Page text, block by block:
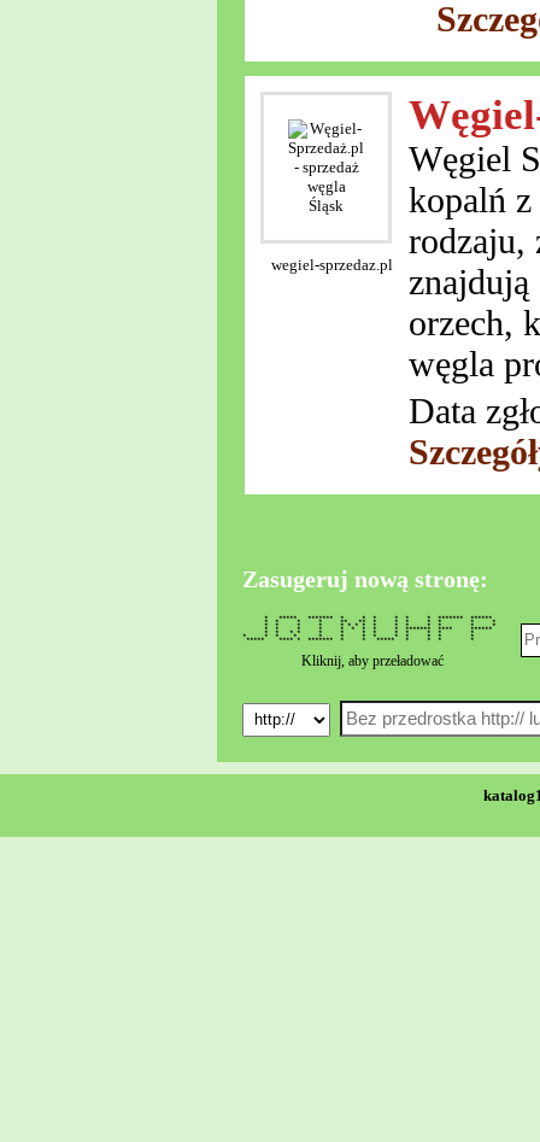
wegiel-sprzedaz.pl
Węgiel
kopalń z
rodzaju,
orzech,
węgla
Data
Zasugeruj nową stronę:
* ***** ******* * * * * * * ******* ******
* * * * ** ** * * * * * * *
* * * * * * * * * * * * * * *
* * * * * * * * * ******* **** ******
* * * * * * * * * * * * *
* * * * * * * * * * * * *
***** **** * ******* * * ***** * * * *
Kliknij, aby przeładować